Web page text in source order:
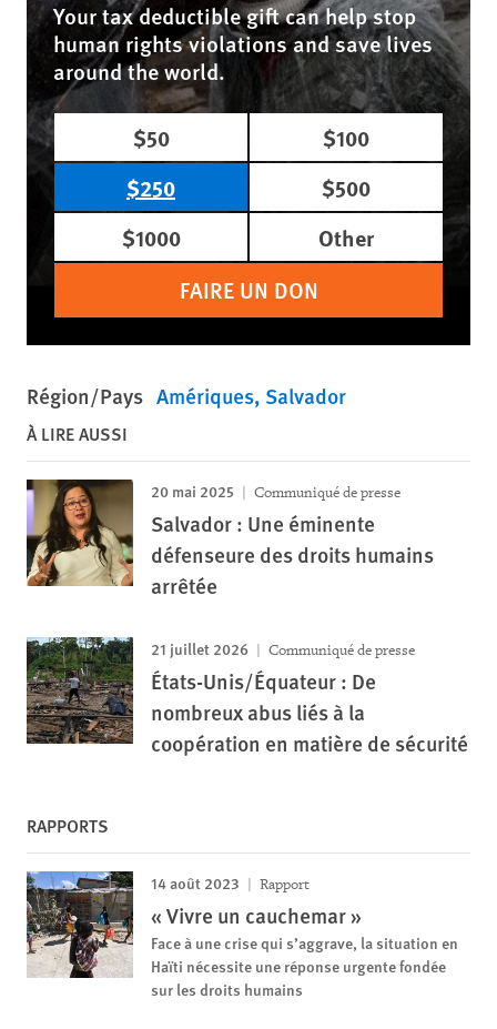
Your tax deductible gift can help stop
human rights violations and save lives
around the world.
$50
$100
$250
$500
$1000
Other
FAIRE UN DON
Région/Pays Amériques Salvador
À LIRE AUSSI
20 mai 2025 Communiqué de presse
Salvador : Une éminente
défenseure des droits humains
arrêtée
21 juillet 2026 Communiqué de presse
États-Unis/Équateur : De
nombreux abus liés à la
coopération en matière de sécurité
RAPPORTS
14 août 2023 Rapport
« Vivre un cauchemar »
Face à une crise qui s’aggrave, la situation en
Haïti nécessite une réponse urgente fondée
sur les droits humains